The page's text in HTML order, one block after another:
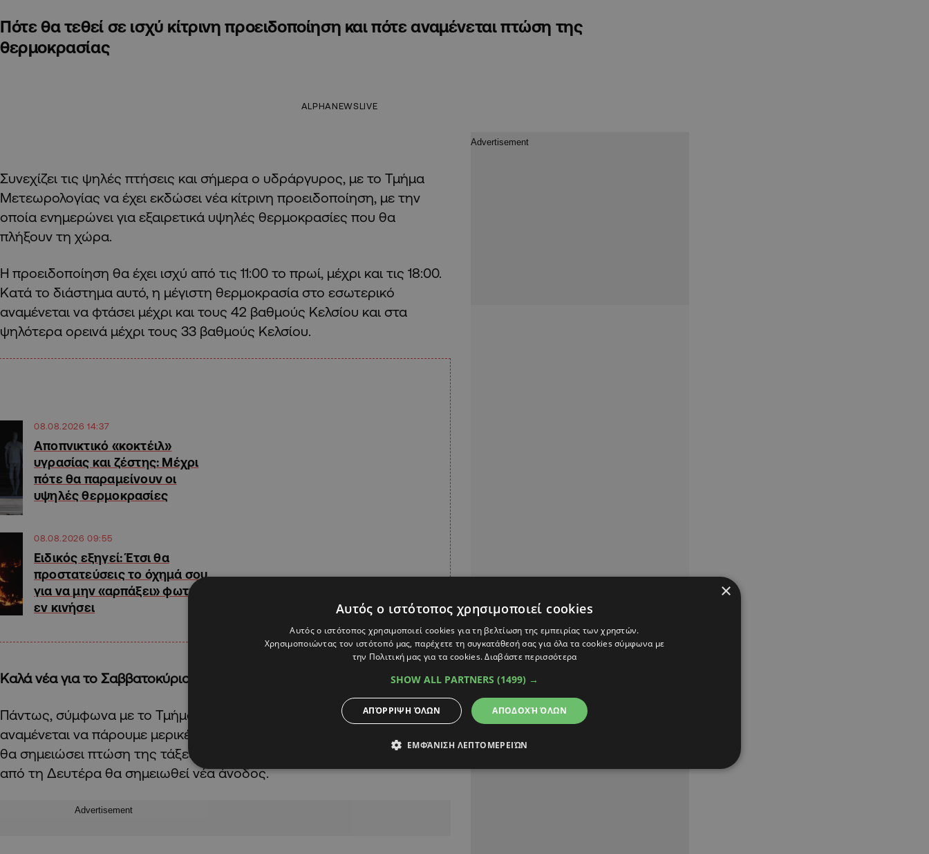
Πότε θα τεθεί σε ισχύ κίτρινη προειδοποίηση και πότε αναμένεται πτώση της
θερμοκρασίας
ALPHANEWSLIVE
Συνεχίζει τις ψηλές πτήσεις και σήμερα ο υδράργυρος, με το Τμήμα
Μετεωρολογίας να έχει εκδώσει νέα κίτρινη προειδοποίηση, με την
οποία ενημερώνει για εξαιρετικά υψηλές θερμοκρασίες που θα
πλήξουν τη χώρα.
Η προειδοποίηση θα έχει ισχύ από τις 11:00 το πρωί, μέχρι και τις 18:00.
Κατά το διάστημα αυτό, η μέγιστη θερμοκρασία στο εσωτερικό
αναμένεται να φτάσει μέχρι και τους 42 βαθμούς Κελσίου και στα
ψηλότερα ορεινά μέχρι τους 33 βαθμούς Κελσίου.
08.08.2026 14:37
Αποπνικτικό «κοκτέιλ»
υγρασίας και ζέστης: Μέχρι
πότε θα παραμείνουν οι
υψηλές θερμοκρασίες
08.08.2026 09:55
Ειδικός εξηγεί: Έτσι θα
προστατεύσεις το όχημά σου
για να μην «αρπάξει» φωτιά
εν κινήσει
Καλά νέα για το Σαββατοκύριακο
Πάντως, σύμφωνα με το Τμήμα Μετεωρολογίας, το Σαββατοκύριακο
αναμένεται να πάρουμε μερικές ανάσες δροσιάς, καθώς η θερμοκρασία
θα σημειώσει πτώση της τάξεως των τριών βαθμών Κελσίου, ωστόσο,
από τη Δευτέρα θα σημειωθεί νέα άνοδος.
Advertisement
×
Αυτός ο ιστότοπος χρησιμοποιεί cookies
Αυτός ο ιστότοπος χρησιμοποιεί cookies για τη βελτίωση της εμπειρίας των χρηστών.
Χρησιμοποιώντας τον ιστότοπό μας, παρέχετε τη συγκατάθεσή σας για όλα τα cookies σύμφωνα με
την Πολιτική μας για τα cookies.Διαβάστε περισσότερα
SHOW ALL PARTNERS (1499) →
ΑΠΟΔΟΧΉ ΌΛΩΝ
ΑΠΌΡΡΙΨΗ ΌΛΩΝ
ΕΜΦΆΝΙΣΗ ΛΕΠΤΟΜΕΡΕΙΏΝ